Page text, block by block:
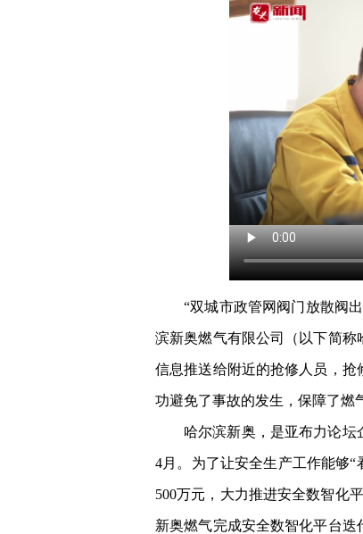
“双城市政管网阀门放散阀
滨新奥燃气有限公司（以下简
信息推送给附近的抢修人员，
功避免了事故的发生，保障了燃
哈尔滨新奥，是亚布力论坛
4月。为了让安全生产工作能够“
500万元，大力推进安全数智化
新奥燃气完成安全数智化平台